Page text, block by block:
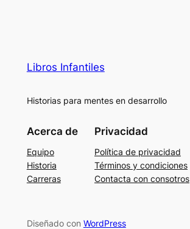
Libros Infantiles
Historias para mentes en desarrollo
Acerca de
Equipo
Historia
Carreras
Privacidad
Política de privacidad
Términos y condiciones
Contacta con consotros
Diseñado con WordPress